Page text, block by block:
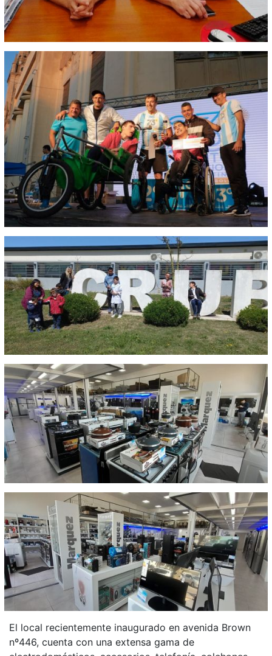
El local recientemente inaugurado en avenida Brown
nº446, cuenta con una extensa gama de